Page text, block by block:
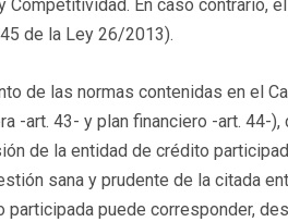
En caso contrario,
de la Ley 26/2013).
de las normas contenidas en el
-art. 43- y plan financiero -art. 44-
de la entidad de crédito
sana y prudente de la citada
puede corresponder,